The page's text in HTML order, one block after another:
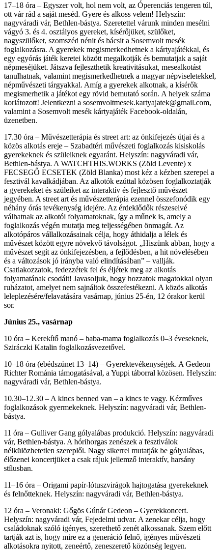
17–18 óra – Egyszer volt, hol nem volt, az Óperenciás tengeren túl,
ott vár rád a saját meséd. Gyere és alkoss velem! Helyszín:
nagyváradi vár, Bethlen-bástya. Szeretettel várunk minden mesélni
vágyó 3. és 4. osztályos gyereket, kísérőjüket, szülőket,
nagyszülőket, szomszéd nénit és bácsit a Sosemvolt mesék
foglalkozásra. A gyerekek megismerkedhetnek a kártyajátékkal, és
egy egyórás játék keretei között megalkotják és bemutatjak a saját
népmeséjüket. Játszva fejleszthetik kreativitásukat, mesealkotást
tanulhatnak, valamint megismerkedhetnek a magyar népviseletekkel,
népművészeti tárgyakkal. Amíg a gyerekek alkotnak, a kísérők
megismerhetik a játékot egy rövid bemutató során. A helyek száma
korlátozott! Jelentkezni a sosemvoltmesek.kartyajatek@gmail.com,
valamint a Sosemvolt mesék kártyajáték Facebook-oldalán,
üzenetben.
17.30 óra – Művészetterápia és street art: az önkifejezés útjai és a
közös alkotás ereje – Szabadtéri művészeti foglalkozás kisiskolás
gyerekeknek és szüleiknek egyaránt. Helyszín: nagyváradi vár,
Bethlen-bástya. A WATCHTHIS.WORKS (Zöld Levente) x
FECSEGŐ ECSETEK (Zöld Blanka) most kéz a kézben szerepel a
fesztivál kavalkádjában. Az alkotók ezúttal közösen foglalkoztatják
a gyerekeket és szüleiket az interaktív és fejlesztő művészet
jegyében. A street art és művészetterápia ezennel összefonódik egy
néhány órás tevékenység idejére. Az érdeklődők részeseivé
válhatnak az alkotói folyamatoknak, így a műnek is, amely a
foglalkozás végén mutatja meg teljességében önmagát. Az
alkotópáros vállalkozásainak célja, hogy áthidalja a lélek és
művészet között egyre növekvő távolságot. „Hiszünk abban, hogy a
művészet segít az önkifejezésben, a fejlődésben, a hit növelésében
és a változások jó irányba való elindításában” – vallják.
Csatlakozzatok, fedezzétek fel és éljétek meg az alkotás
folyamatának csodáit! Javasoljuk, hogy hozzatok magatokkal olyan
ruházatot, amelyet nem sajnáltok összefestékezni. A közös alkotás
leleplezésére/felavatására vasárnap, június 25-én, 12 órakor kerül
sor.
Június 25., vasárnap
10 óra – Kerekítő manó – baba-mama foglalkozás 0–3 éveseknek,
Sziráczki Katalin foglalkozásvezetővel.
10–18 óra (ebédszünet 13–14) – Gyerektevékenységek. A Gedeon
Richter Románia támogatásával, a Yuppi táborral közösen. Helyszín:
nagyváradi vár, Bethlen-bástya.
10.30–12.30 – A kincs benned van – a kincs te vagy. Kézműves
foglalkozások gyermekeknek. Helyszín: nagyváradi vár, Bethlen-
bástya.
11 óra – Gulliver Gang gólyalábas produkció. Helyszín: nagyváradi
vár, Bethlen-bástya. A hórihorgas zenészek a fesztiválok
nélkülözhetetlen szereplői. Nagy sikerrel mutatják be gólyalábas,
élőzenei koncertjüket a csak rájuk jellemző interaktív, harsány
stílusban.
11–16 óra – Origami papír-lótuszvirágok hajtogatása gyerekeknek
és felnőtteknek. Helyszín: nagyváradi vár, Bethlen-bástya.
12 óra – Veronaki: Gőgös Gúnár Gedeon – Gyerekkoncert.
Helyszín: nagyváradi vár, Fejedelmi udvar. A zenekar célja, hogy
családoknak szóló igényes, szerethető zenét alkossanak. Szem előtt
tartják azt is, hogy mire ez a generáció felnő, igényes művészeti
alkotásokra nyitott, zeneértő, zeneszerető közönség legyen.